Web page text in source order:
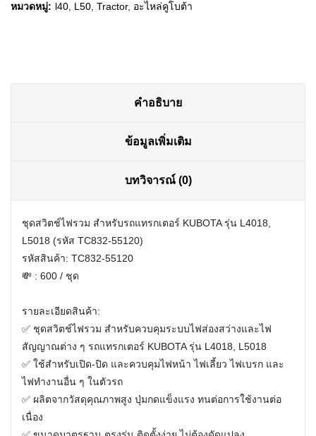
หมวดหมู่: l40 L50 Tractor, อะไหล่คูโบต้า
คำอธิบาย
ข้อมูลเพิ่มเติม
บทวิจารณ์ (0)
ชุดสวิตช์ไฟรวม สำหรับรถแทรกเตอร์ KUBOTA รุ่น L4018,
L5018 (รหัส TC832-55120)
รหัสสินค้า: TC832-55120
💸 : 600 / ชุด
รายละเอียดสินค้า:
✅ ชุดสวิตช์ไฟรวม สำหรับควบคุมระบบไฟส่องสว่างและไฟ
สัญญาณต่าง ๆ รถแทรกเตอร์ KUBOTA รุ่น L4018, L5018
✅ ใช้สำหรับเปิด-ปิด และควบคุมไฟหน้า ไฟเลี้ยว ไฟเบรก และ
ไฟทำงานอื่น ๆ ในตัวรถ
✅ ผลิตจากวัสดุคุณภาพสูง ปุ่มกดแข็งแรง ทนต่อการใช้งานต่อ
เนื่อง